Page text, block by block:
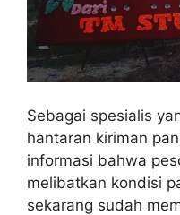
Sebagai spesialis
hantaran kiriman
informasi bahwa
melibatkan kondisi
sekarang sudah